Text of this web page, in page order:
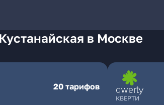
в Москве
20 тарифов
КВЕРТИ